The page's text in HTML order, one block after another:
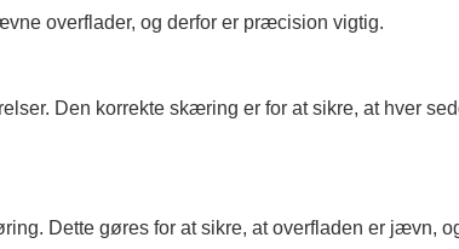
overflader, og derfor er præcision vigtig.
Den korrekte skæring er for at sikre, at hver
Dette gøres for at sikre, at overfladen er jævn,